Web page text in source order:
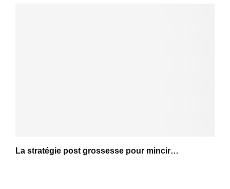
La stratégie post grossesse pour mincir…